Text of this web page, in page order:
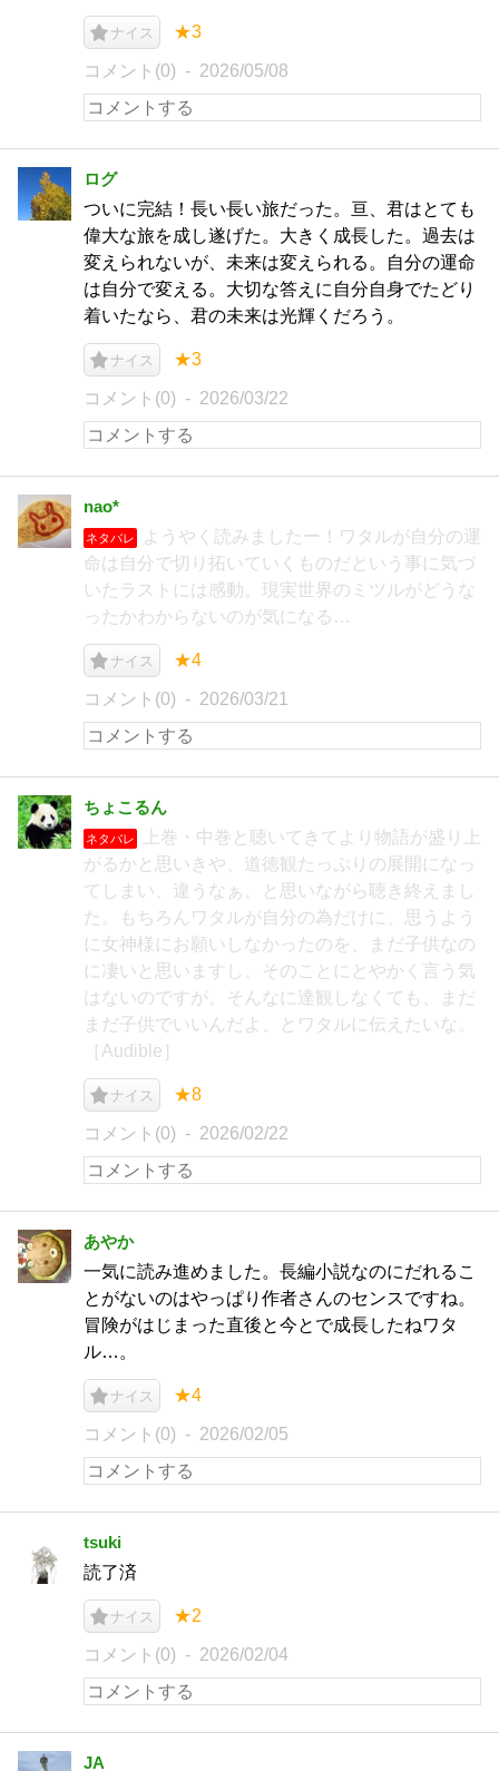
ナイス ★3
コメント(0) 2026/05/08
ログ
ついに完結！長い長い旅だった。亘、君はとても
偉大な旅を成し遂げた。大きく成長した。過去は
変えられないが、未来は変えられる。自分の運命
は自分で変える。大切な答えに自分自身でたどり
着いたなら、君の未来は光輝くだろう。
ナイス ★3
コメント(0) 2026/03/22
nao*
ネタバレ
ようやく読みましたー！ワタルが自分の運
命は自分で切り拓いていくものだという事に気づ
いたラストには感動。現実世界のミツルがどうな
ったかわからないのが気になる…
ナイス ★4
コメント(0) 2026/03/21
ちょこるん
ネタバレ
上巻・中巻と聴いてきてより物語が盛り上
がるかと思いきや、道徳観たっぷりの展開になっ
てしまい、違うなぁ、と思いながら聴き終えまし
た。もちろんワタルが自分の為だけに、思うよう
に女神様にお願いしなかったのを、まだ子供なの
に凄いと思いますし、そのことにとやかく言う気
はないのですが。そんなに達観しなくても、まだ
まだ子供でいいんだよ、とワタルに伝えたいな。
［Audible］
ナイス ★8
コメント(0) 2026/02/22
あやか
一気に読み進めました。長編小説なのにだれるこ
とがないのはやっぱり作者さんのセンスですね。
冒険がはじまった直後と今とで成長したねワタ
ル…。
ナイス ★4
コメント(0) 2026/02/05
tsuki
読了済
ナイス ★2
コメント(0) 2026/02/04
JA